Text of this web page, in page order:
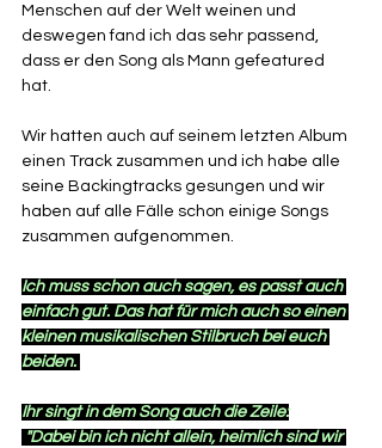
Menschen auf der Welt weinen und
deswegen fand ich das sehr passend,
dass er den Song als Mann gefeatured
hat.
Wir hatten auch auf seinem letzten Album
einen Track zusammen und ich habe alle
seine Backingtracks gesungen und wir
haben auf alle Fälle schon einige Songs
zusammen aufgenommen.
Ich muss schon auch sagen, es passt auch
einfach gut. Das hat für mich auch so einen
kleinen musikalischen Stilbruch bei euch
beiden.
Ihr singt in dem Song auch die Zeile: